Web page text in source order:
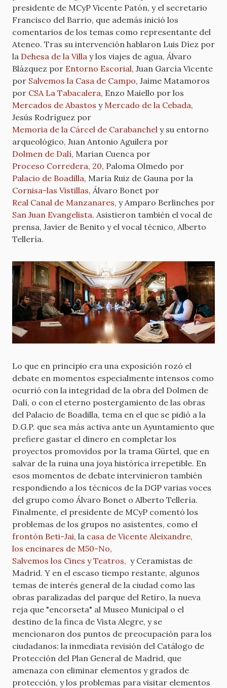
presidente de MCyP Vicente Patón, y el secretario
Francisco del Barrio, que además inició los
comentarios de los temas como representante del
Ateneo. Tras su intervención hablaron Luis Díez por
la Dehesa de la Villa y los viajes de agua, Álvaro
Blázquez por Entorno Escorial, Juan García Vicente
por Salvemos la Casa de Campo, Jaime Matamoros
por CSA La Tabacalera, Enzo Maiello por los
Mercados de Abastos yMercado de la Cebada,
Jesús Rodríguez por
Memoria de la Cárcel de Carabanchel y su entorno
arqueológico, Juan Antonio Aguilera por
Dolmen de Dalí, Marian Cuenca por
Proceso Corredera, 20, Paloma Olmedo por
Palacio de Boadilla, María Ruiz de Gauna por la
Cornisa-las Vistillas, Álvaro Bonet por
Real Canal de Manzanares, y Amparo Berlinches por
San Juan Evangelista. Asistieron también el vocal de
prensa, Javier de Benito y el vocal técnico, Alberto
Tellería.
Lo que en principio era una exposición rozó el
debate en momentos especialmente intensos como
ocurrió con la integridad de la obra del Dolmen de
Dalí, o con el eterno postergamiento de las obras
del Palacio de Boadilla, tema en el que se pidió a la
D.G.P. que sea más activa ante un Ayuntamiento que
prefiere gastar el dinero en completar los
proyectos promovidos por la trama Gürtel, que en
salvar de la ruina una joya histórica irrepetible. En
esos momentos de debate intervinieron también
respondiendo a los técnicos de la DGP varias voces
del grupo como Álvaro Bonet o Alberto Tellería.
Finalmente, el presidente de MCyP comentó los
problemas de los grupos no asistentes, como el
frontón Beti-Jai, la casa de Vicente Aleixandre,
los encinares de M50-No,
Salvemos los Cines y Teatros, y Ceramistas de
Madrid. Y en el escaso tiempo restante, algunos
temas de interés general de la ciudad como las
obras paralizadas del parque del Retiro, la nueva
reja que "encorseta" al Museo Municipal o el
destino de la finca de Vista Alegre, y se
mencionaron dos puntos de preocupación para los
ciudadanos: la inmediata revisión del Catálogo de
Protección del Plan General de Madrid, que
amenaza con eliminar elementos y grados de
protección, y los problemas para visitar elementos